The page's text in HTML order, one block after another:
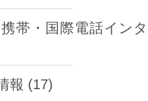
帯・国際電話イン
報 (17)